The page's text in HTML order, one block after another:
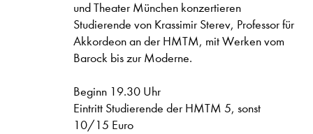
und Theater München konzertieren
Studierende von Krassimir Sterev, Professor für
Akkordeon an der HMTM, mit Werken vom
Barock bis zur Moderne.
Beginn 19.30 Uhr
Eintritt Studierende der HMTM 5, sonst
10/15 Euro